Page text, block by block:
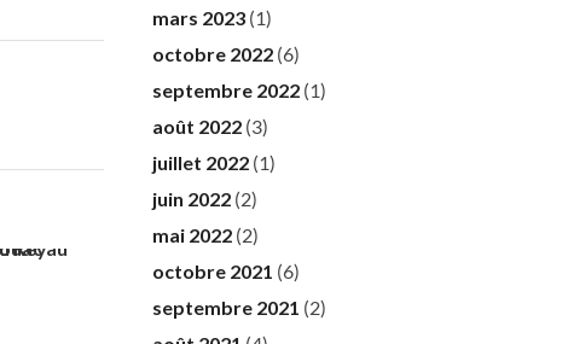
mars 2023(1)
octobre 2022(6)
septembre 2022(1)
août 2022(3)
juillet 2022(1)
juin 2022(2)
mai 2022(2)
octobre 2021 (6)
septembre 2021 (2)